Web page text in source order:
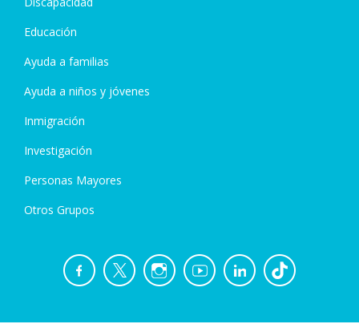
Educación
Ayuda a familias
Ayuda a niños y jóvenes
Inmigración
Investigación
Personas Mayores
Otros Grupos